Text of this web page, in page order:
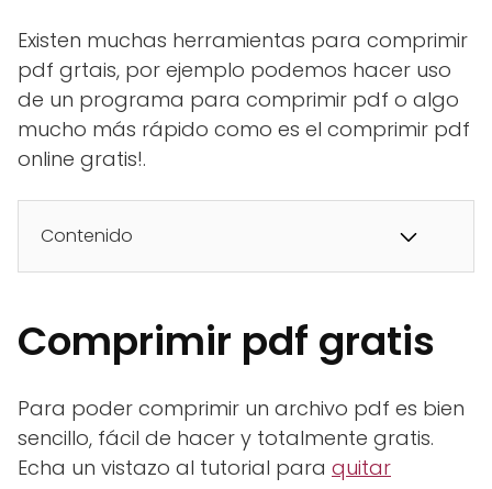
Existen muchas herramientas para comprimir
pdf grtais, por ejemplo podemos hacer uso
de un programa para comprimir pdf o algo
mucho más rápido como es el comprimir pdf
online gratis!.
Contenido
Comprimir pdf gratis
Para poder comprimir un archivo pdf es bien
sencillo, fácil de hacer y totalmente gratis.
Echa un vistazo al tutorial para quitar